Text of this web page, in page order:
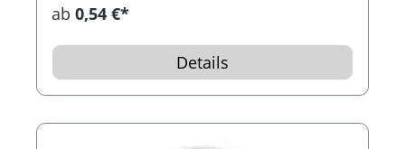
ab 0,54 €*
Details